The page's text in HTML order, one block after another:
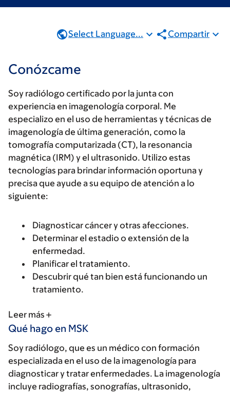
Select Language... Compartir
Conózcame
Soy radiólogo certificado por la junta con
experiencia en imagenología corporal. Me
especializo en el uso de herramientas y técnicas de
imagenología de última generación, como la
tomografía computarizada (CT), la resonancia
magnética (IRM) y el ultrasonido. Utilizo estas
tecnologías para brindar información oportuna y
precisa que ayude a su equipo de atención a lo
siguiente:
Diagnosticar cáncer y otras afecciones.
Determinar el estadio o extensión de la
enfermedad.
Planificar el tratamiento.
Descubrir qué tan bien está funcionando un
tratamiento.
Leer más
Qué hago en MSK
Soy radiólogo, que es un médico con formación
especializada en el uso de la imagenología para
diagnosticar y tratar enfermedades. La imagenología
incluye radiografías, sonografías, ultrasonido,